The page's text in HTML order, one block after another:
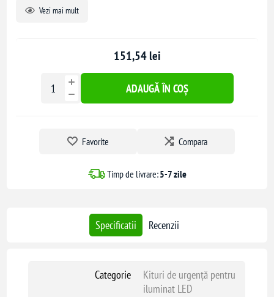
autorizat, conform instrucțiunilor incluse în pachet.
Vezi mai mult
151,54 lei
ADAUGĂ ÎN COȘ
Favorite Compara
Timp de livrare:5-7 zile
Specificatii Recenzii
Categorie
Kituri de urgență pentru
iluminat LED